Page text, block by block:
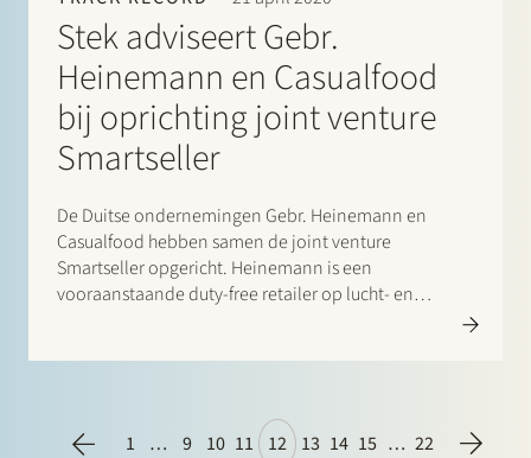
Stek adviseert Gebr.
Heinemann en Casualfood
bij oprichting joint venture
Smartseller
De Duitse ondernemingen Gebr. Heinemann en
Casualfood hebben samen de joint venture
Smartseller opgericht. Heinemann is een
vooraanstaande duty-free retailer op lucht- en
1
… 9 10 11 12 13 14 15 … 22